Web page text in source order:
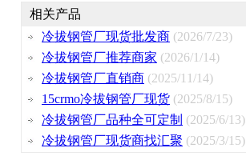
相关产品
冷拔钢管厂现货批发商 (2026/7/23)
冷拔钢管厂推荐商家 (2026/1/14)
冷拔钢管厂直销商 (2025/11/14)
15crmo冷拔钢管厂现货 (2025/8/15)
冷拔钢管厂品种全可定制 (2025/6/13)
冷拔钢管厂现货商找汇聚 (2025/3/15)